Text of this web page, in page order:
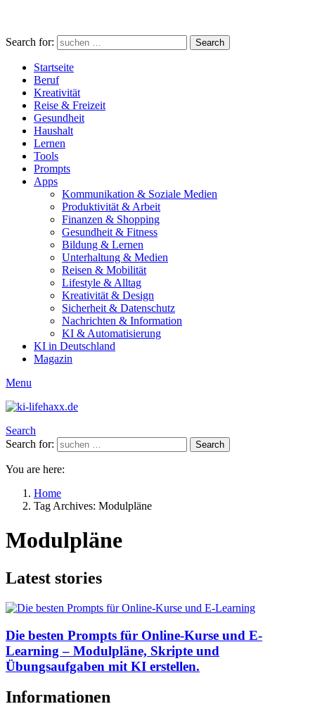
Search for: Search
Startseite
Beruf
Kreativität
Reise & Freizeit
Gesundheit
Haushalt
Lernen
Tools
Prompts
Apps
Kommunikation & Soziale Medien
Produktivität & Arbeit
Finanzen & Shopping
Gesundheit & Fitness
Bildung & Lernen
Unterhaltung & Medien
Reisen & Mobilität
Lifestyle & Alltag
Kreativität & Design
Sicherheit & Datenschutz
Nachrichten & Information
KI & Automatisierung
KI in Deutschland
Magazin
Menu
Search
Search for:
Search
You are here:
Home
Tag Archives: Modulpläne
Modulpläne
Latest stories
Die besten Prompts für Online-Kurse und E-
Learning – Modulpläne, Skripte und
Übungsaufgaben mit KI erstellen.
Informationen